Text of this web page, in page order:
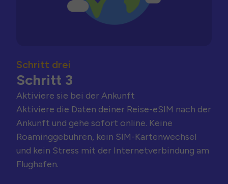
Schritt drei
Schritt 3
Aktiviere sie bei der Ankunft
Aktiviere die Daten deiner Reise-eSIM nach der
Ankunft und gehe sofort online. Keine
Roaminggebühren, kein SIM-Kartenwechsel
und kein Stress mit der Internetverbindung am
Flughafen.